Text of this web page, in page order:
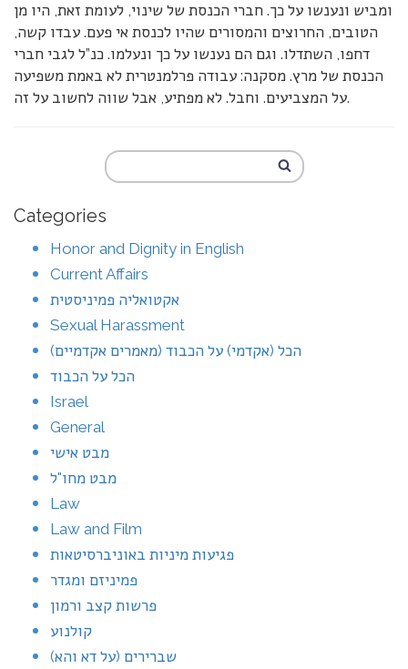
ומביש ונענשו על כך. חברי הכנסת של שינוי, לעומת זאת, היו מן
הטובים, החרוצים והמסורים שהיו לכנסת אי פעם. עבדו קשה,
דחפו, השתדלו. וגם הם נענשו על כך ונעלמו. כנ”ל לגבי חברי
הכנסת של מרץ. מסקנה: עבודה פרלמנטרית לא באמת משפיעה
על המצביעים. וחבל. לא מפתיע, אבל שווה לחשוב על זה.
Categories
Honor and Dignity in English
Current Affairs
אקטואליה פמיניסטית
Sexual Harassment
הכל (אקדמי) על הכבוד (מאמרים אקדמיים)
הכל על הכבוד
Israel
General
מבט אישי
מבט מחו"ל
Law
Law and Film
פגיעות מיניות באוניברסיטאות
פמיניזם ומגדר
פרשות קצב ורמון
קולנוע
שברירים (על דא והא)